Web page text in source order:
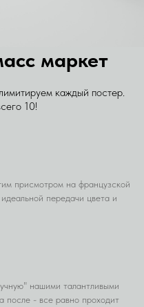
маркет
каждый постер.
10!
присмотром на французской
передачи цвета и
нашими талантливыми
после - все равно проходит